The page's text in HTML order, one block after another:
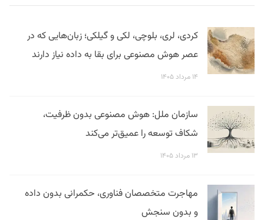
کردی، لری، بلوچی، لکی و گیلکی؛ زبان‌هایی که در
عصر هوش مصنوعی برای بقا به داده نیاز دارند
۱۴ مرداد ۱۴۰۵
سازمان ملل: هوش مصنوعی بدون ظرفیت،
شکاف توسعه را عمیق‌تر می‌کند
۱۳ مرداد ۱۴۰۵
مهاجرت متخصصان فناوری، حکمرانی بدون داده
و بدون سنجش